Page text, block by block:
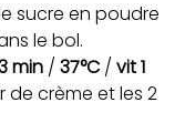
sucre en poudre
le bol.
min / 37°C / vit 1
de crème et les 2